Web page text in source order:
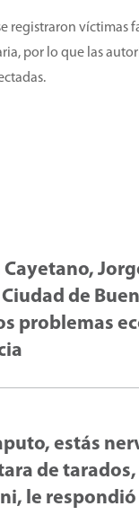
registraron víctimas
por lo que las
Cayetano,
de
problemas
estás
de
le